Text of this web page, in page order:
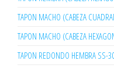
TAPON MACHO (CABEZA
TAPON MACHO (CABEZA
TAPON REDONDO HEMBRA SS-